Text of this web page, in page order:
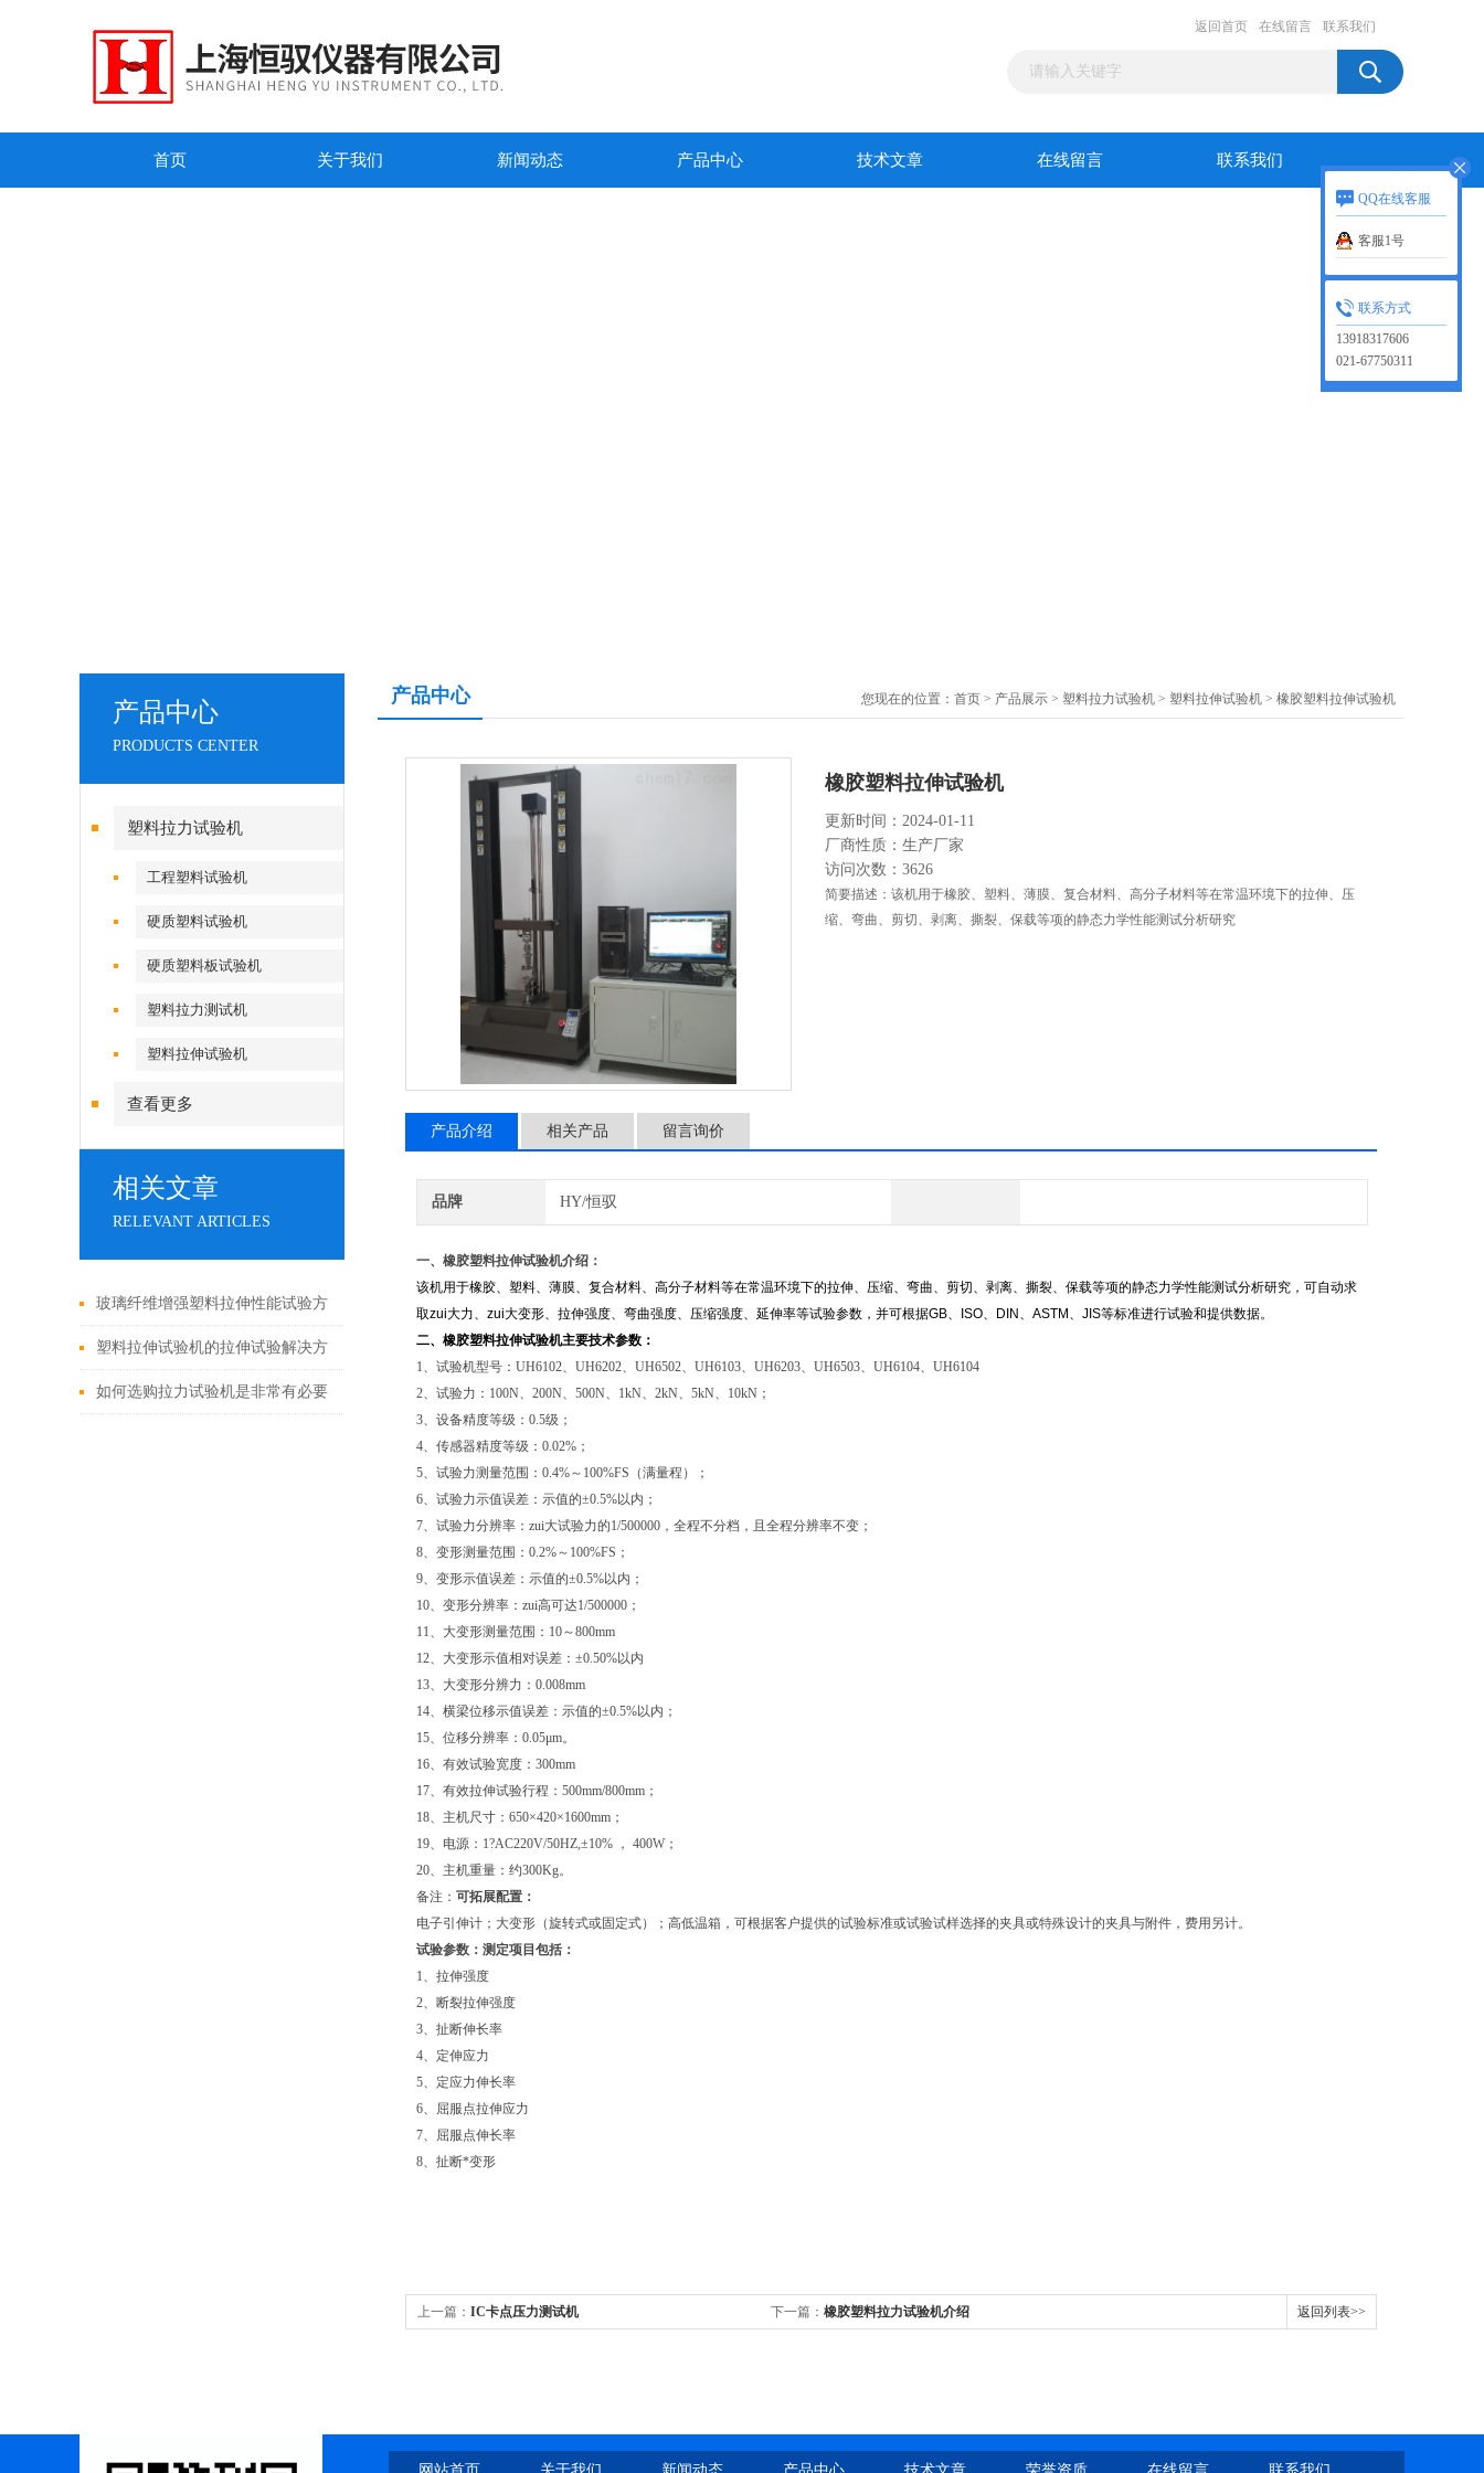
返回首页 在线留言 联系我们
首页 关于我们 新闻动态 产品中心 技术文章 在线留言 联系我们
产品中心
PRODUCTS CENTER
塑料拉力试验机
工程塑料试验机
硬质塑料试验机
硬质塑料板试验机
塑料拉力测试机
塑料拉伸试验机
查看更多
相关文章
RELEVANT ARTICLES
玻璃纤维增强塑料拉伸性能试验方
法GB/T1447
塑料拉伸试验机的拉伸试验解决方
案及相关建议
如何选购拉力试验机是非常有必要
产品中心 您现在的位置： 首页 > 产品展示 > 塑料拉力试验机 > 塑料拉伸试验机 > 橡胶塑料拉伸试验机
橡胶塑料拉伸试验机
更新时间：2024-01-11
厂商性质：生产厂家
访问次数：3626
简要描述：该机用于橡胶、塑料、薄膜、复合材料、高分子材料等在常温环境下的拉伸、压
缩、弯曲、剪切、剥离、撕裂、保载等项的静态力学性能测试分析研究
产品介绍 相关产品 留言询价
品牌 HY/恒驭
一、橡胶塑料拉伸试验机介绍：
该机用于橡胶、塑料、薄膜、复合材料、高分子材料等在常温环境下的拉伸、压缩、弯曲、剪切、剥离、撕裂、保载等项的静态力学性能测试分析研究，可自动求
取zui大力、zui大变形、拉伸强度、弯曲强度、压缩强度、延伸率等试验参数，并可根据GB、ISO、DIN、ASTM、JIS等标准进行试验和提供数据。
二、橡胶塑料拉伸试验机主要技术参数：
1、试验机型号：UH6102、UH6202、UH6502、UH6103、UH6203、UH6503、UH6104、UH6104
2、试验力：100N、200N、500N、1kN、2kN、5kN、10kN；
3、设备精度等级：0.5级；
4、传感器精度等级：0.02%；
5、试验力测量范围：0.4%～100%FS（满量程）；
6、试验力示值误差：示值的±0.5%以内；
7、试验力分辨率：zui大试验力的1/500000，全程不分档，且全程分辨率不变；
8、变形测量范围：0.2%～100%FS；
9、变形示值误差：示值的±0.5%以内；
10、变形分辨率：zui高可达1/500000；
11、大变形测量范围：10～800mm
12、大变形示值相对误差：±0.50%以内
13、大变形分辨力：0.008mm
14、横梁位移示值误差：示值的±0.5%以内；
15、位移分辨率：0.05μm。
16、有效试验宽度：300mm
17、有效拉伸试验行程：500mm/800mm；
18、主机尺寸：650×420×1600mm；
19、电源：1?AC220V/50HZ,±10% ， 400W；
20、主机重量：约300Kg。
备注： 可拓展配置：
电子引伸计；大变形（旋转式或固定式）；高低温箱，可根据客户提供的试验标准或试验试样选择的夹具或特殊设计的夹具与附件，费用另计。
试验参数：测定项目包括：
1、拉伸强度
2、断裂拉伸强度
3、扯断伸长率
4、定伸应力
5、定应力伸长率
6、屈服点拉伸应力
7、屈服点伸长率
8、扯断*变形
上一篇： IC卡点压力测试机 下一篇： 橡胶塑料拉力试验机介绍 返回列表>>
QQ在线客服
客服1号
联系方式
13918317606
021-67750311